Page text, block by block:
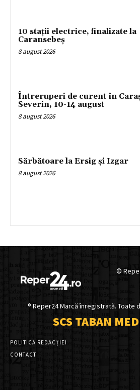
10 stații electrice, finalizate la
Caransebeș
8 august 2026
Întreruperi de curent în
Severin, 10-14 august
8 august 2026
Sărbătoare la Ersig și Izgar
8 august 2026
©
® Reper24 Marcă înregistrată.
SCS TABAN
POLITICA REDACȚIEI
CONTACT